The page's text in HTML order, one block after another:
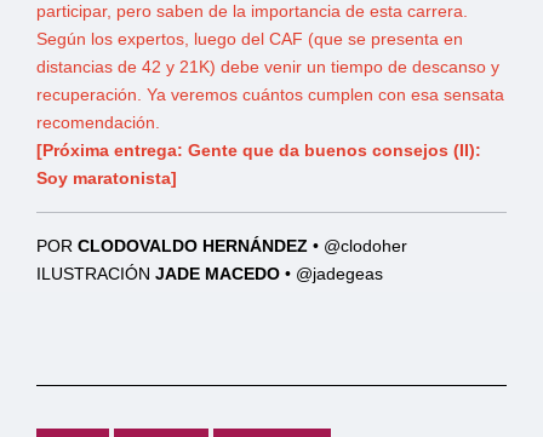
participar, pero saben de la importancia de esta carrera.
Según los expertos, luego del CAF (que se presenta en
distancias de 42 y 21K) debe venir un tiempo de descanso y
recuperación. Ya veremos cuántos cumplen con esa sensata
recomendación.
[Próxima entrega: Gente que da buenos consejos (II):
Soy maratonista]
POR CLODOVALDO HERNÁNDEZ • @clodoher
ILUSTRACIÓN JADE MACEDO • @jadegeas